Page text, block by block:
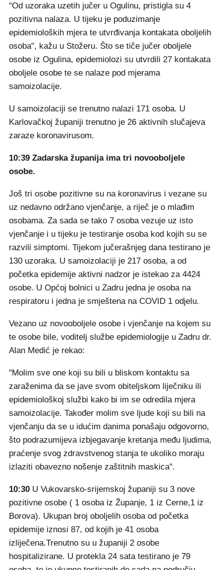
"Od uzoraka uzetih jučer u Ogulinu, pristigla su 4
pozitivna nalaza. U tijeku je poduzimanje
epidemioloških mjera te utvrđivanja kontakata oboljelih
osoba", kažu u Stožeru. Što se tiče jučer oboljele
osobe iz Ogulina, epidemiolozi su utvrdili 27 kontakata
oboljele osobe te se nalaze pod mjerama
samoizolacije.
U samoizolaciji se trenutno nalazi 171 osoba. U
Karlovačkoj županiji trenutno je 26 aktivnih slučajeva
zaraze koronavirusom.
10:39 Zadarska županija ima tri novooboljele
osobe.
Još tri osobe pozitivne su na koronavirus i vezane su
uz nedavno održano vjenčanje, a riječ je o mlađim
osobama. Za sada se tako 7 osoba vezuje uz isto
vjenčanje i u tijeku je testiranje osoba kod kojih su se
razvili simptomi. Tijekom jučerašnjeg dana testirano je
130 uzoraka. U samoizolaciji je 217 osoba, a od
početka epidemije aktivni nadzor je istekao za 4424
osobe. U Općoj bolnici u Zadru jedna je osoba na
respiratoru i jedna je smještena na COVID 1 odjelu.
Vezano uz novooboljele osobe i vjenčanje na kojem su
te osobe bile, voditelj službe epidemiologije u Zadru dr.
Alan Medić je rekao:
"Molim sve one koji su bili u bliskom kontaktu sa
zaraženima da se jave svom obiteljskom liječniku ili
epidemiološkoj službi kako bi im se odredila mjera
samoizolacije. Također molim sve ljude koji su bili na
vjenčanju da se u idućim danima ponašaju odgovorno,
što podrazumijeva izbjegavanje kretanja među ljudima,
praćenje svog zdravstvenog stanja te ukoliko moraju
izlaziti obavezno nošenje zaštitnih maskica".
10:30 U Vukovarsko-srijemskoj županiji su 3 nove
pozitivne osobe ( 1 osoba iz Županje, 1 iz Cerne,1 iz
Borova). Ukupan broj oboljelih osoba od početka
epidemije iznosi 87, od kojih je 41 osoba
izliječena.Trenutno su u županiji 2 osobe
hospitalizirane. U protekla 24 sata testirano je 79